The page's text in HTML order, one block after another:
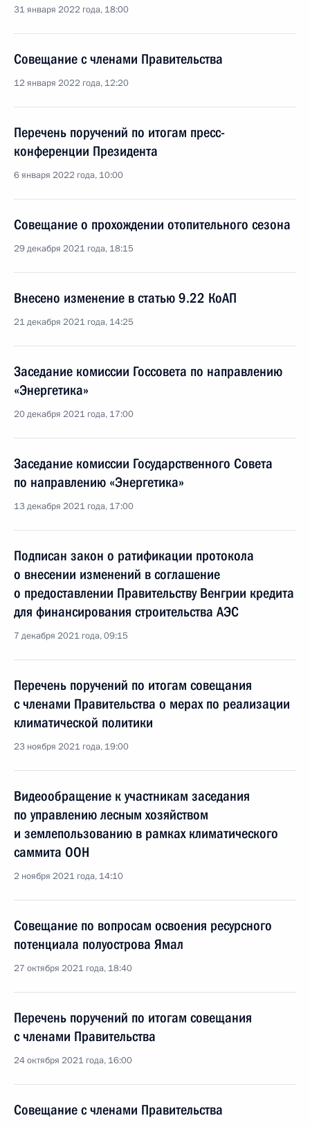
31 января 2022 года, 18:00
Совещание с членами Правительства
12 января 2022 года, 12:20
Перечень поручений по итогам пресс-
конференции Президента
6 января 2022 года, 10:00
Совещание о прохождении отопительного сезона
29 декабря 2021 года, 18:15
Внесено изменение в статью 9.22 КоАП
21 декабря 2021 года, 14:25
Заседание комиссии Госсовета по направлению
«Энергетика»
20 декабря 2021 года, 17:00
Заседание комиссии Государственного Совета
по направлению «Энергетика»
13 декабря 2021 года, 17:00
Подписан закон о ратификации протокола
о внесении изменений в соглашение
о предоставлении Правительству Венгрии кредита
для финансирования строительства АЭС
7 декабря 2021 года, 09:15
Перечень поручений по итогам совещания
с членами Правительства о мерах по реализации
климатической политики
23 ноября 2021 года, 19:00
Видеообращение к участникам заседания
по управлению лесным хозяйством
и землепользованию в рамках климатического
саммита ООН
2 ноября 2021 года, 14:10
Совещание по вопросам освоения ресурсного
потенциала полуострова Ямал
27 октября 2021 года, 18:40
Перечень поручений по итогам совещания
с членами Правительства
24 октября 2021 года, 16:00
Совещание с членами Правительства